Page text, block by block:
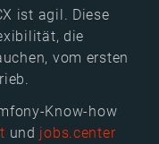
ist agil. Diese
die
vom ersten
Know-how
und jobs.center